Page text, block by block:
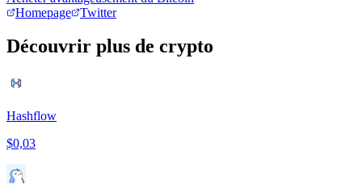
Homepage
Twitter
Découvrir plus de crypto
Hashflow
$0,03